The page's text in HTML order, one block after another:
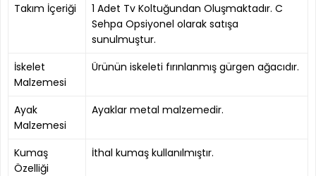
Takım İçeriği
1 Adet Tv Koltuğundan Oluşmaktadır. C
Sehpa Opsiyonel olarak satışa
sunulmuştur.
İskelet
Malzemesi
Ürünün iskeleti fırınlanmış gürgen ağacıdır.
Ayak
Malzemesi
Ayaklar metal malzemedir.
Kumaş
Özelliği
İthal kumaş kullanılmıştır.